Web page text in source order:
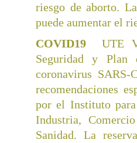
riesgo de aborto.
puede aumentar el
COVID19 UTE
Seguridad y Plan
coronavirus
recomendaciones
por el Instituto
Industria,
Sanidad. La